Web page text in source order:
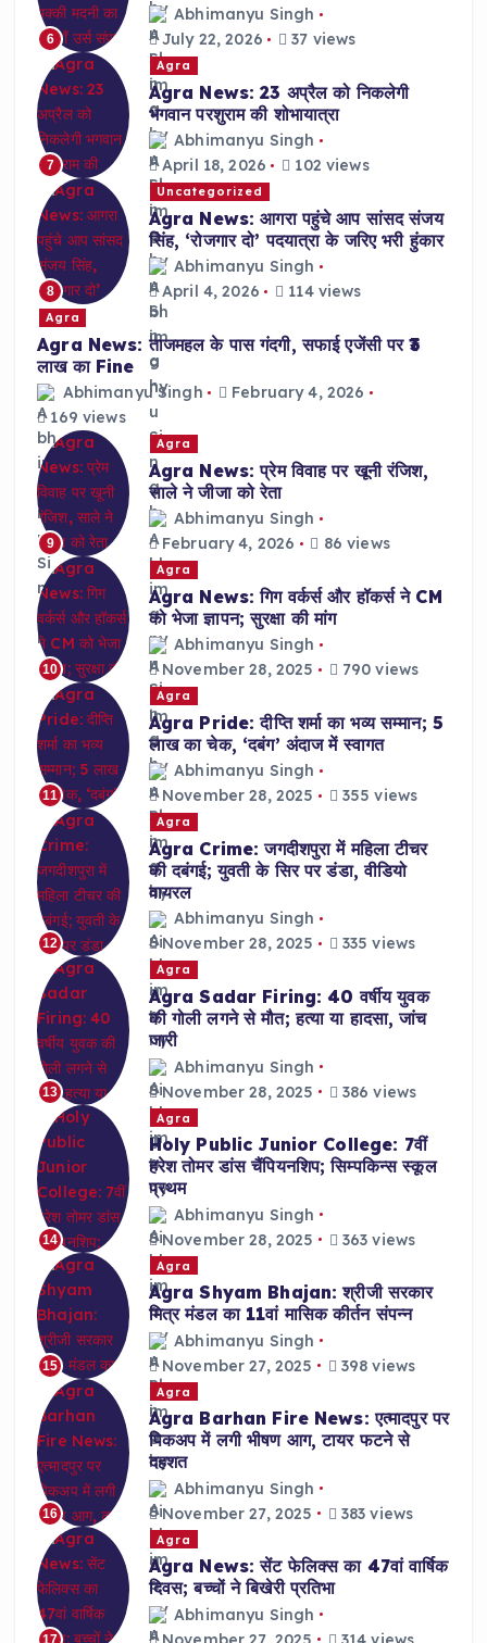
6
Abhimanyu Singh
July 22, 2026
37 views
7
Agra
Agra News: 23 अप्रैल को निकलेगी
भगवान परशुराम की शोभायात्रा
Abhimanyu Singh
April 18, 2026
102 views
8
Uncategorized
Agra News: आगरा पहुंचे आप सांसद संजय
सिंह, ‘रोजगार दो’ पदयात्रा के जरिए भरी हुंकार
Abhimanyu Singh
April 4, 2026
114 views
Agra
Agra News: ताजमहल के पास गंदगी, सफाई एजेंसी पर ₹3
लाख का Fine
Abhimanyu Singh
February 4, 2026
169 views
9
Agra
Agra News: प्रेम विवाह पर खूनी रंजिश,
साले ने जीजा को रेता
Abhimanyu Singh
February 4, 2026
86 views
10
Agra
Agra News: गिग वर्कर्स और हॉकर्स ने CM
को भेजा ज्ञापन; सुरक्षा की मांग
Abhimanyu Singh
November 28, 2025
790 views
11
Agra
Agra Pride: दीप्ति शर्मा का भव्य सम्मान; 5
लाख का चेक, ‘दबंग’ अंदाज में स्वागत
Abhimanyu Singh
November 28, 2025
355 views
12
Agra
Agra Crime: जगदीशपुरा में महिला टीचर
की दबंगई; युवती के सिर पर डंडा, वीडियो
वायरल
Abhimanyu Singh
November 28, 2025
335 views
13
Agra
Agra Sadar Firing: 40 वर्षीय युवक
की गोली लगने से मौत; हत्या या हादसा, जांच
जारी
Abhimanyu Singh
November 28, 2025
386 views
14
Agra
Holy Public Junior College: 7वीं
हरेश तोमर डांस चैंपियनशिप; सिम्पकिन्स स्कूल
प्रथम
Abhimanyu Singh
November 28, 2025
363 views
15
Agra
Agra Shyam Bhajan: श्रीजी सरकार
मित्र मंडल का 11वां मासिक कीर्तन संपन्न
Abhimanyu Singh
November 27, 2025
398 views
16
Agra
Agra Barhan Fire News: एत्मादपुर पर
पिकअप में लगी भीषण आग, टायर फटने से
दहशत
Abhimanyu Singh
November 27, 2025
383 views
17
Agra
Agra News: सेंट फेलिक्स का 47वां वार्षिक
दिवस; बच्चों ने बिखेरी प्रतिभा
Abhimanyu Singh